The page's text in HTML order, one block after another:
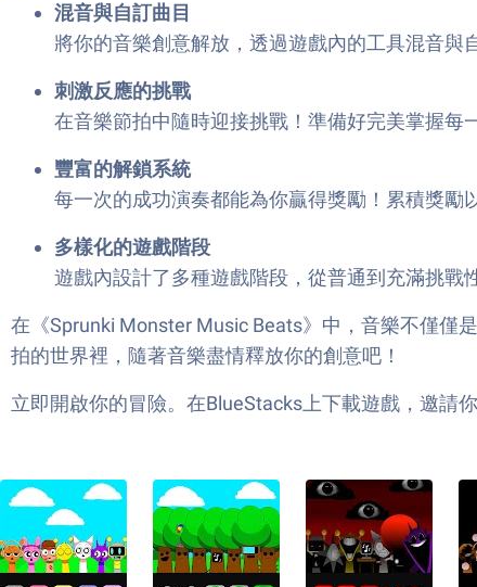
混音與自訂曲目
將你的音樂創意解放，透過遊戲內的工具混音與
刺激反應的挑戰
在音樂節拍中隨時迎接挑戰！準備好完美掌握每
豐富的解鎖系統
每一次的成功演奏都能為你贏得獎勵！累積獎勵
多樣化的遊戲階段
遊戲內設計了多種遊戲階段，從普通到充滿挑戰
在《Sprunki Monster Music Beats》中，音樂不僅僅
拍的世界裡，隨著音樂盡情釋放你的創意吧！
立即開啟你的冒險。在BlueStacks上下載遊戲，邀請